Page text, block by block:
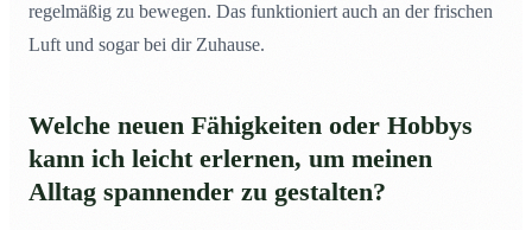
regelmäßig zu bewegen. Das funktioniert auch an der frischen
Luft und sogar bei dir Zuhause.
Welche neuen Fähigkeiten oder Hobbys
kann ich leicht erlernen, um meinen
Alltag spannender zu gestalten?